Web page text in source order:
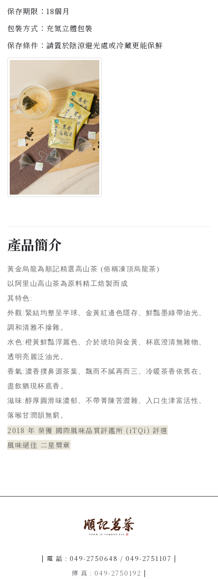
保存期限：18個月
包裝方式：充氮立體包裝
保存條件：請置於陰涼避光處或冷藏更能保鮮
產品簡介
黃金烏龍為順記精選高山茶 (俗稱凍頂烏龍茶)
以阿里山高山茶為原料精工焙製而成
其特色:
外觀:緊結均整呈半球、金黃紅邊色隱存、鮮豔墨綠帶油光、
調和清雅不摻雜。
水色:橙黃鮮豔浮麗色、介於琥珀與金黃、杯底澄清無雜物、
透明亮麗泛油光。
香氣:濃香撲鼻源茶葉、飄而不膩再而三、冷暖茶香依舊在、
盡飲猶現杯底香。
滋味:醇厚圓滑味濃郁、不帶菁陳苦澀雜、入口生津富活性、
落喉甘潤韻無窮。
2018 年 榮獲 國際風味品質評鑑所 (iTQi) 評選
風味絕佳 二星獎章
| 電 話 : 049-2750648 / 049-2751107 |
傳 真 : 049-2750192 |